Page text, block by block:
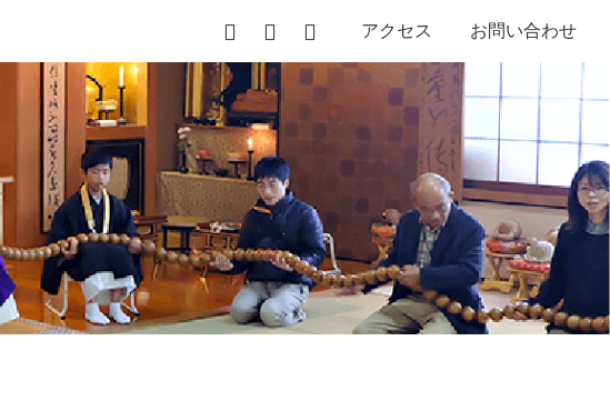
アクセス お問い合わせ